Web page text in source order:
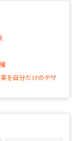
楽を自分だけのデザ